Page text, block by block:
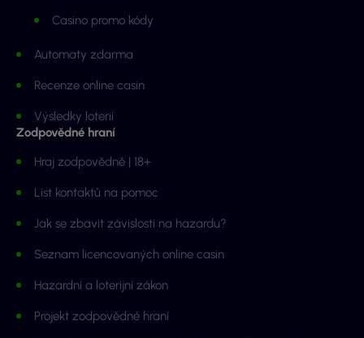
Casino promo kódy
Automaty zdarma
Recenze online casin
Výsledky loterií
Zodpovědné hraní
Hraj zodpovědně | 18+
List kontaktů na pomoc
Jak se zbavit závislosti na hazardu?
Seznam licencovaných online casin
Hazardní a loterijní zákon
Projekt zodpovědné hraní